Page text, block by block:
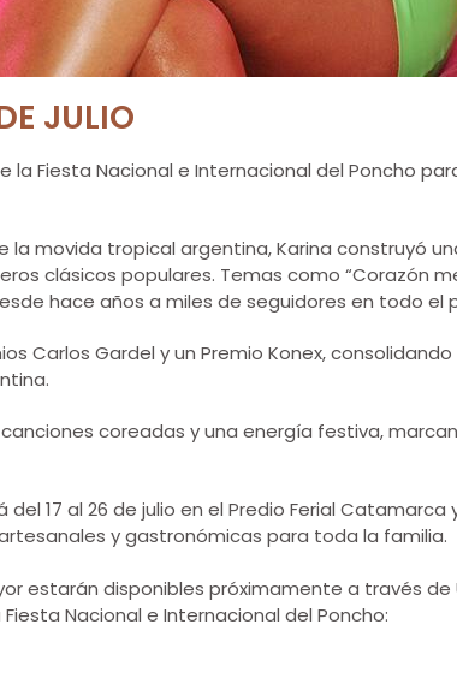
JULIO
la Fiesta Nacional e Internacional del Poncho
movida tropical argentina, Karina construyó
clásicos populares. Temas como “Corazón
hace años a miles de seguidores en todo el
Carlos Gardel y un Premio Konex,
coreadas y una energía festiva,
17 al 26 de julio en el Predio Ferial
y gastronómicas para toda la familia.
estarán disponibles próximamente a través
Nacional e Internacional del Poncho: